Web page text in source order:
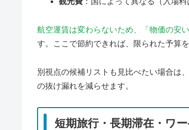
航空運賃は変わらないため、「物価の安
す。ここで節約できれば、限られた予算
別視点の候補リストも見比べたい場合は、
の抜け漏れを減らせます。
短期旅行・長期滞在・ワ